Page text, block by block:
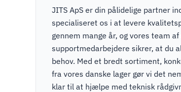
JITS ApS er din pålidelige partner
specialiseret os i at levere
gennem mange år, og vores team
supportmedarbejdere sikrer, at du
behov. Med et bredt sortiment,
fra vores danske lager gør vi det
klar til at hjælpe med teknisk